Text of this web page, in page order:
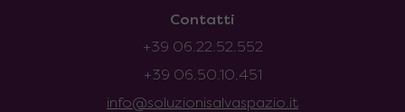
Contatti
+39 06.22.52.552
+39 06.50.10.451
info@soluzionisalvaspazio.it